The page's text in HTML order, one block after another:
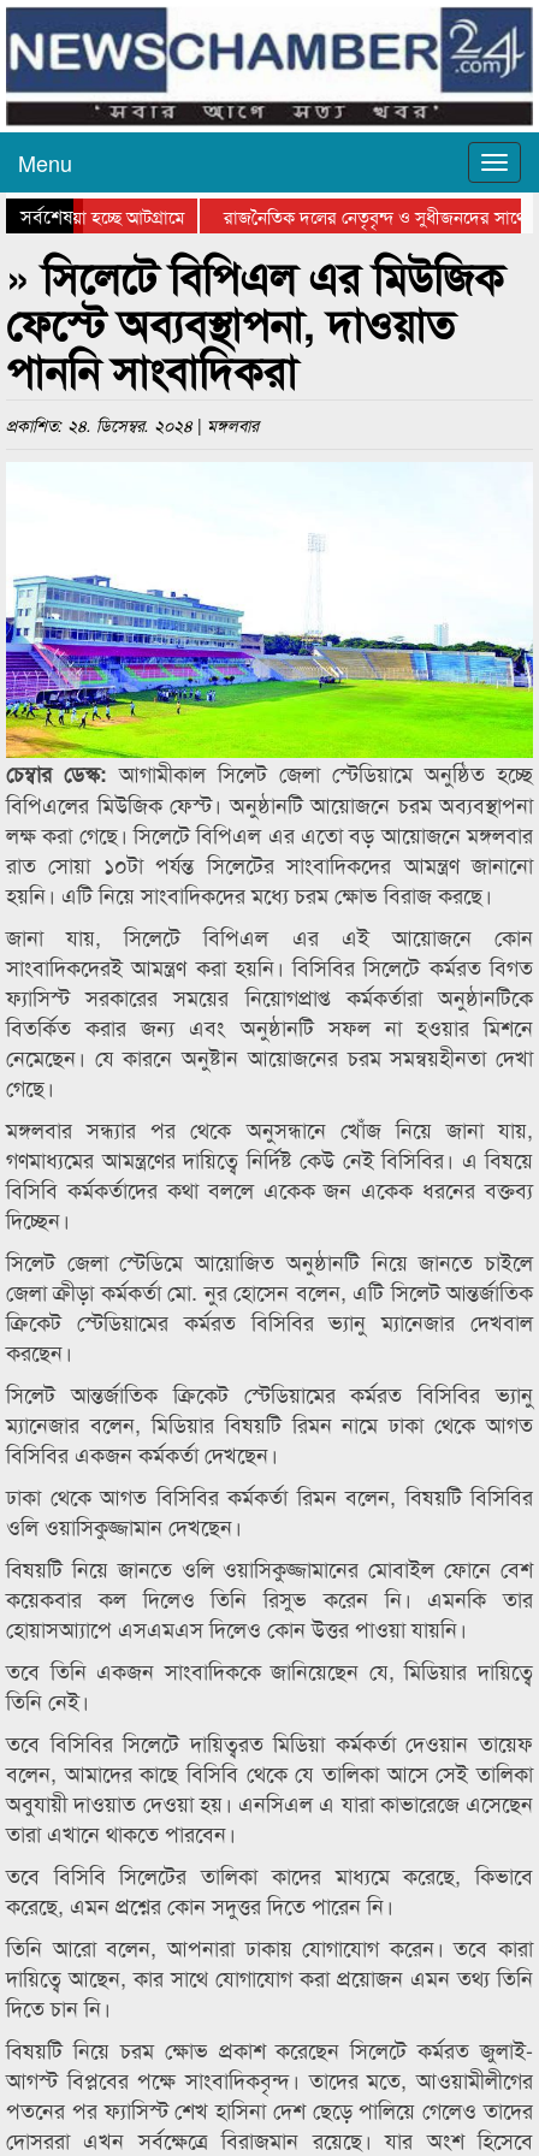
Menu
সর্বশেষ
যাওয়া হচ্ছে আটগ্রামে
রাজনৈতিক দলের নেতৃবৃন্দ ও সুধীজনদের সাথে
পুরস্কার বিতরণ সম্পন্ন
সিলেটে বাংলাদেশ গ্রুপ থিয়েটার ফেডারেশানের
» সিলেটে বিপিএল এর মিউজিক
ফেস্টে অব্যবস্থাপনা, দাওয়াত
পাননি সাংবাদিকরা
প্রকাশিত: ২৪. ডিসেম্বর. ২০২৪ | মঙ্গলবার
চেম্বার ডেস্ক:আগামীকাল সিলেট জেলা স্টেডিয়ামে অনুষ্ঠিত হচ্ছে
বিপিএলের মিউজিক ফেস্ট। অনুষ্ঠানটি আয়োজনে চরম অব্যবস্থাপনা
লক্ষ করা গেছে। সিলেটে বিপিএল এর এতো বড় আয়োজনে মঙ্গলবার
রাত সোয়া ১০টা পর্যন্ত সিলেটের সাংবাদিকদের আমন্ত্রণ জানানো
হয়নি। এটি নিয়ে সাংবাদিকদের মধ্যে চরম ক্ষোভ বিরাজ করছে।
জানা যায়, সিলেটে বিপিএল এর এই আয়োজনে কোন
সাংবাদিকদেরই আমন্ত্রণ করা হয়নি। বিসিবির সিলেটে কর্মরত বিগত
ফ্যাসিস্ট সরকারের সময়ের নিয়োগপ্রাপ্ত কর্মকর্তারা অনুষ্ঠানটিকে
বিতর্কিত করার জন্য এবং অনুষ্ঠানটি সফল না হওয়ার মিশনে
নেমেছেন। যে কারনে অনুষ্টান আয়োজনের চরম সমন্বয়হীনতা দেখা
গেছে।
মঙ্গলবার সন্ধ্যার পর থেকে অনুসন্ধানে খোঁজ নিয়ে জানা যায়,
গণমাধ্যমের আমন্ত্রণের দায়িত্বে নির্দিষ্ট কেউ নেই বিসিবির। এ বিষয়ে
বিসিবি কর্মকর্তাদের কথা বললে একেক জন একেক ধরনের বক্তব্য
দিচ্ছেন।
সিলেট জেলা স্টেডিমে আয়োজিত অনুষ্ঠানটি নিয়ে জানতে চাইলে
জেলা ক্রীড়া কর্মকর্তা মো. নুর হোসেন বলেন, এটি সিলেট আন্তর্জাতিক
ক্রিকেট স্টেডিয়ামের কর্মরত বিসিবির ভ্যানু ম্যানেজার দেখবাল
করছেন।
সিলেট আন্তর্জাতিক ক্রিকেট স্টেডিয়ামের কর্মরত বিসিবির ভ্যানু
ম্যানেজার বলেন, মিডিয়ার বিষয়টি রিমন নামে ঢাকা থেকে আগত
বিসিবির একজন কর্মকর্তা দেখছেন।
ঢাকা থেকে আগত বিসিবির কর্মকর্তা রিমন বলেন, বিষয়টি বিসিবির
ওলি ওয়াসিকুজ্জামান দেখছেন।
বিষয়টি নিয়ে জানতে ওলি ওয়াসিকুজ্জামানের মোবাইল ফোনে বেশ
কয়েকবার কল দিলেও তিনি রিসুভ করেন নি। এমনকি তার
হোয়াসআ্যাপে এসএমএস দিলেও কোন উত্তর পাওয়া যায়নি।
তবে তিনি একজন সাংবাদিককে জানিয়েছেন যে, মিডিয়ার দায়িত্বে
তিনি নেই।
তবে বিসিবির সিলেটে দায়িত্বরত মিডিয়া কর্মকর্তা দেওয়ান তায়েফ
বলেন, আমাদের কাছে বিসিবি থেকে যে তালিকা আসে সেই তালিকা
অবুযায়ী দাওয়াত দেওয়া হয়। এনসিএল এ যারা কাভারেজে এসেছেন
তারা এখানে থাকতে পারবেন।
তবে বিসিবি সিলেটের তালিকা কাদের মাধ্যমে করেছে, কিভাবে
করেছে, এমন প্রশ্নের কোন সদুত্তর দিতে পারেন নি।
তিনি আরো বলেন, আপনারা ঢাকায় যোগাযোগ করেন। তবে কারা
দায়িত্বে আছেন, কার সাথে যোগাযোগ করা প্রয়োজন এমন তথ্য তিনি
দিতে চান নি।
বিষয়টি নিয়ে চরম ক্ষোভ প্রকাশ করেছেন সিলেটে কর্মরত জুলাই-
আগস্ট বিপ্লবের পক্ষে সাংবাদিকবৃন্দ। তাদের মতে, আওয়ামীলীগের
পতনের পর ফ্যাসিস্ট শেখ হাসিনা দেশ ছেড়ে পালিয়ে গেলেও তাদের
দোসররা এখন সর্বক্ষেত্রে বিরাজমান রয়েছে। যার অংশ হিসেবে